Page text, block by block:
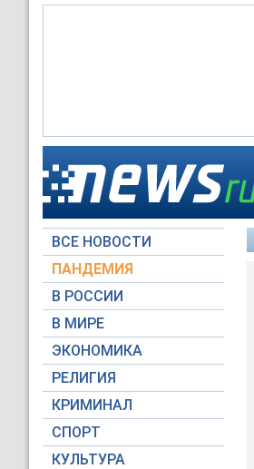
ВСЕ НОВОСТИ
ПАНДЕМИЯ
В РОССИИ
В МИРЕ
ЭКОНОМИКА
РЕЛИГИЯ
КРИМИНАЛ
СПОРТ
КУЛЬТУРА